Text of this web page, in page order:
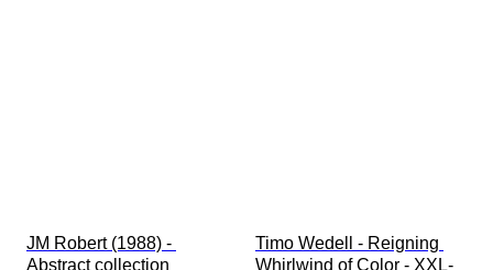
JM Robert (1988) -
Abstract collection
Timo Wedell - Reigning
Whirlwind of Color - XXL-